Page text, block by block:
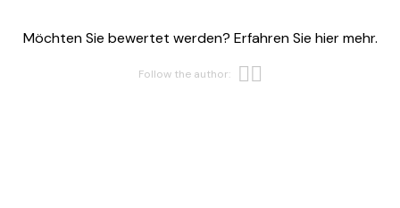
Möchten Sie bewertet werden? Erfahren Sie hier mehr.
Follow the author: Opens new